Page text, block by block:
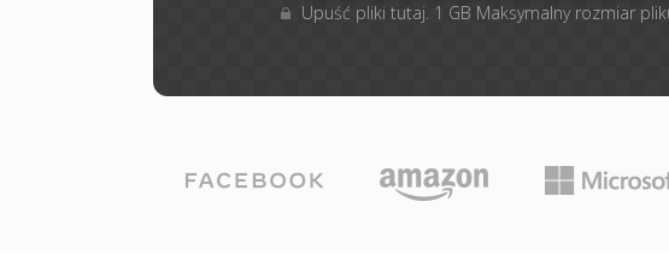
Upuść pliki tutaj. 1 GB Maksymalny rozmiar